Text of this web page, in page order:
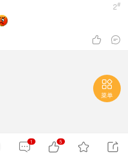
2#
 

菜单
1 5  